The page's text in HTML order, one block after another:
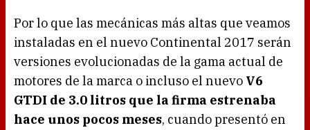
Por lo que las mecánicas más altas que veamos
instaladas en el nuevo Continental 2017 serán
versiones evolucionadas de la gama actual de
motores de la marca o incluso el nuevo V6
GTDI de 3.0 litros que la firma estrenaba
hace unos pocos meses, cuando presentó en